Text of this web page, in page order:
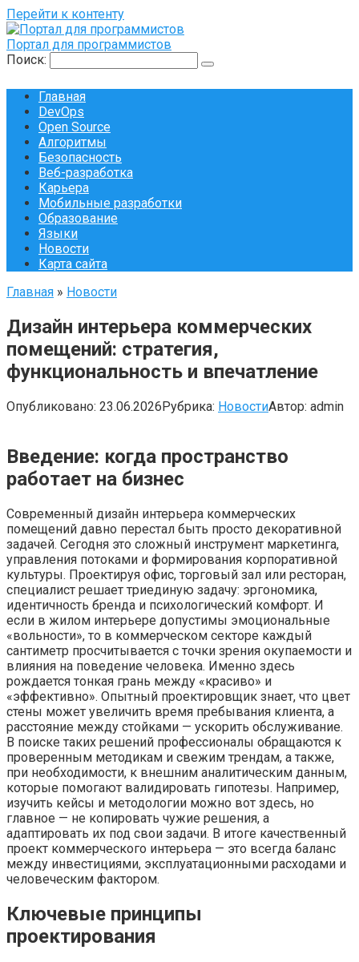
Перейти к контенту
Портал для программистов
Поиск:
Главная
DevOps
Open Source
Алгоритмы
Безопасность
Веб-разработка
Карьера
Мобильные разработки
Образование
Языки
Новости
Карта сайта
Главная » Новости
Дизайн интерьера коммерческих
помещений: стратегия,
функциональность и впечатление
Опубликовано: 23.06.2026Рубрика: НовостиАвтор: admin
Введение: когда пространство
работает на бизнес
Современный дизайн интерьера коммерческих
помещений давно перестал быть просто декоративной
задачей. Сегодня это сложный инструмент маркетинга,
управления потоками и формирования корпоративной
культуры. Проектируя офис, торговый зал или ресторан,
специалист решает триединую задачу: эргономика,
идентичность бренда и психологический комфорт. И
если в жилом интерьере допустимы эмоциональные
«вольности», то в коммерческом секторе каждый
сантиметр просчитывается с точки зрения окупаемости и
влияния на поведение человека. Именно здесь
рождается тонкая грань между «красиво» и
«эффективно». Опытный проектировщик знает, что цвет
стены может увеличить время пребывания клиента, а
расстояние между стойками — ускорить обслуживание.
В поиске таких решений профессионалы обращаются к
проверенным методикам и свежим трендам, а также,
при необходимости, к внешним аналитическим данным,
которые помогают валидировать гипотезы. Например,
изучить кейсы и методологии можно вот здесь, но
главное — не копировать чужие решения, а
адаптировать их под свои задачи. В итоге качественный
проект коммерческого интерьера — это всегда баланс
между инвестициями, эксплуатационными расходами и
человеческим фактором.
Ключевые принципы
проектирования